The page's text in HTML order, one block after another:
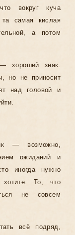
вокруг куча
та самая кислая
а потом
хороший знак.
но не приносит
над головой и
— возможно,
ожиданий и
иногда нужно
То, что
не совсем
всё подряд,